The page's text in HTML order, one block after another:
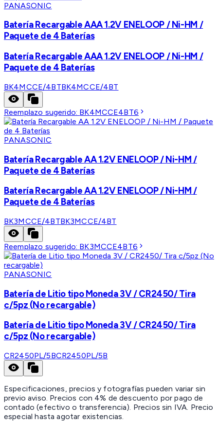
PANASONIC
Batería Recargable AAA 1.2V ENELOOP / Ni-HM /
Paquete de 4 Baterías
Batería Recargable AAA 1.2V ENELOOP / Ni-HM /
Paquete de 4 Baterías
BK4MCCE/4BTBK4MCCE/4BT
Reemplazo sugerido: BK4MCCE4BT6
PANASONIC
Batería Recargable AA 1.2V ENELOOP / Ni-HM /
Paquete de 4 Baterías
Batería Recargable AA 1.2V ENELOOP / Ni-HM /
Paquete de 4 Baterías
BK3MCCE/4BTBK3MCCE/4BT
Reemplazo sugerido: BK3MCCE4BT6
PANASONIC
Batería de Litio tipo Moneda 3V / CR2450/ Tira
c/5pz (No recargable)
Batería de Litio tipo Moneda 3V / CR2450/ Tira
c/5pz (No recargable)
CR2450PL/5BCR2450PL/5B
Especificaciones, precios y fotografías pueden variar sin
previo aviso. Precios con 4% de descuento por pago de
contado (efectivo o transferencia). Precios sin IVA. Precio
especial hasta agotar existencias.